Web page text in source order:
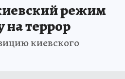
режим
на террор
киевского